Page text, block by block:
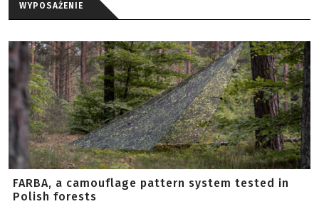
WYPOSAŻENIE
FARBA, a camouflage pattern system tested in
Polish forests